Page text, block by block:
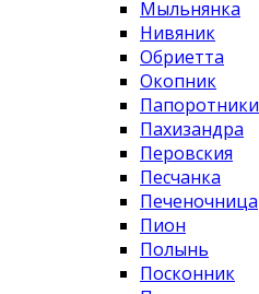
Мыльнянка
Нивяник
Обриетта
Окопник
Папоротники
Пахизандра
Перовския
Песчанка
Печеночница
Пион
Полынь
Посконник